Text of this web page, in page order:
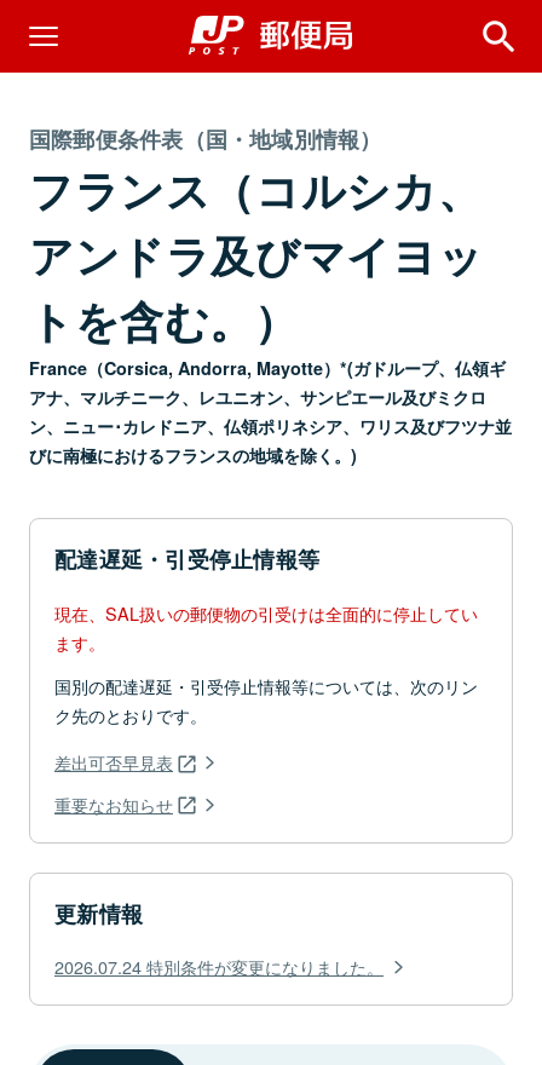
国際郵便条件表（国・地域別情報）
フランス（コルシカ、
アンドラ及びマイヨッ
トを含む。）
France（Corsica, Andorra, Mayotte）*(ガドループ、仏領ギ
アナ、マルチニーク、レユニオン、サンピエール及びミクロ
ン、ニュー･カレドニア、仏領ポリネシア、ワリス及びフツナ並
びに南極におけるフランスの地域を除く。)
配達遅延・引受停止情報等
現在、SAL扱いの郵便物の引受けは全面的に停止してい
ます。
国別の配達遅延・引受停止情報等については、次のリン
ク先のとおりです。
差出可否早見表
重要なお知らせ
更新情報
2026.07.24 特別条件が変更になりました。